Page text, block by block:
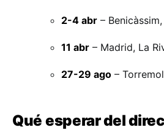
2-4 abr –
11 abr – Madrid, La
27-29 ago –
Qué esperar del